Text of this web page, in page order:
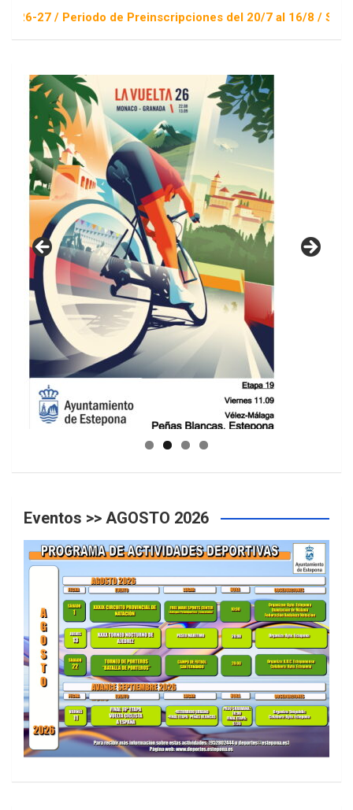
de Preinscripciones del 20/7 al 16/8 / Sorteo 1 de
GUIA DE INSTALACIONES DEPORTIVAS
Eventos >> AGOSTO 2026